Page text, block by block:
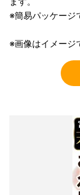
※簡易パッケージ
※画像はイメージ